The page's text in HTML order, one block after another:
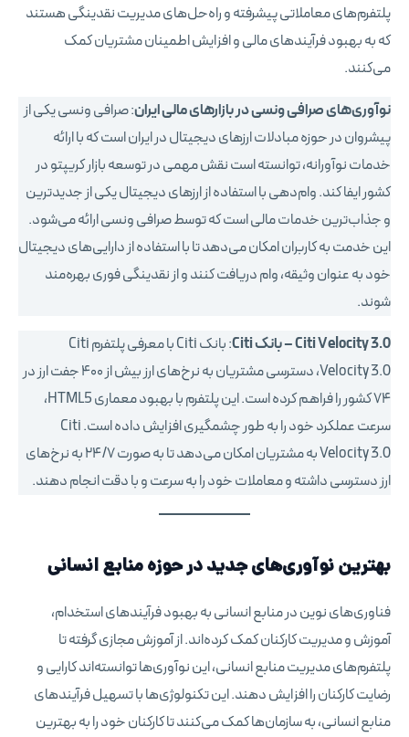
پلتفرم‌های معاملاتی پیشرفته و راه‌حل‌های مدیریت نقدینگی هستند
که به بهبود فرآیندهای مالی و افزایش اطمینان مشتریان کمک
می‌کنند.
نوآوری‌های صرافی ونسی در بازارهای مالی ایران: صرافی ونسی یکی از
پیشروان در حوزه مبادلات ارزهای دیجیتال در ایران است که با ارائه
خدمات نوآورانه، توانسته است نقش مهمی در توسعه بازار کریپتو در
کشور ایفا کند. وام‌دهی با استفاده از ارزهای دیجیتال یکی از جدیدترین
و جذاب‌ترین خدمات مالی است که توسط صرافی ونسی ارائه می‌شود.
این خدمت به کاربران امکان می‌دهد تا با استفاده از دارایی‌های دیجیتال
خود به عنوان وثیقه، وام دریافت کنند و از نقدینگی فوری بهره‌مند
شوند.
Citi Velocity 3.0 – بانک Citi
: بانک Citi با معرفی پلتفرم Citi
Velocity 3.0، دسترسی مشتریان به نرخ‌های ارز بیش از ۴۰۰ جفت ارز در
۷۴ کشور را فراهم کرده است. این پلتفرم با بهبود معماری HTML5،
سرعت عملکرد خود را به طور چشمگیری افزایش داده است. Citi
Velocity 3.0 به مشتریان امکان می‌دهد تا به صورت ۲۴/۷ به نرخ‌های
ارز دسترسی داشته و معاملات خود را به سرعت و با دقت انجام دهند.
بهترین نوآوری‌های جدید در حوزهمنابع انسانی
فناوری‌های نوین در منابع انسانی به بهبود فرآیندهای استخدام،
آموزش و مدیریت کارکنان کمک کرده‌اند. از آموزش مجازی گرفته تا
پلتفرم‌های مدیریت منابع انسانی، این نوآوری‌ها توانسته‌اند کارایی و
رضایت کارکنان را افزایش دهند. این تکنولوژی‌ها با تسهیل فرآیندهای
منابع انسانی، به سازمان‌ها کمک می‌کنند تا کارکنان خود را به بهترین